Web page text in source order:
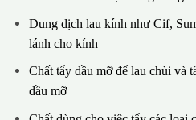
Dung dịch lau kính như Cif,
lánh cho kính
Chất tẩy dầu mỡ để lau chùi và
dầu mỡ